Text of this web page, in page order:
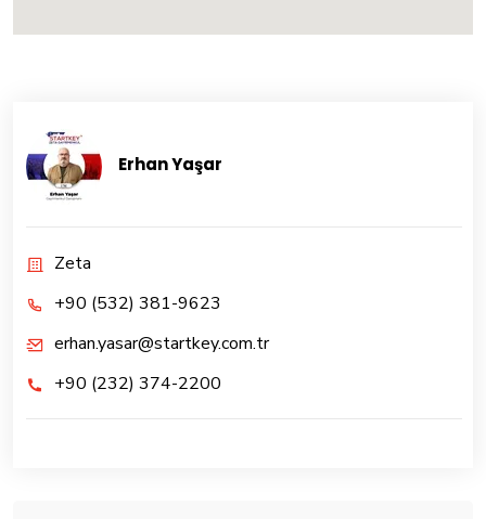
Erhan Yaşar
Zeta
+90 (532) 381-9623
erhan.yasar@startkey.com.tr
+90 (232) 374-2200